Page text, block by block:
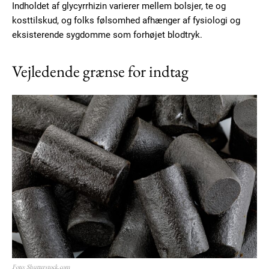
Indholdet af glycyrrhizin varierer mellem bolsjer, te og
kosttilskud, og folks følsomhed afhænger af fysiologi og
eksisterende sygdomme som forhøjet blodtryk.
Vejledende grænse for indtag
Foto: Shutterstock.com